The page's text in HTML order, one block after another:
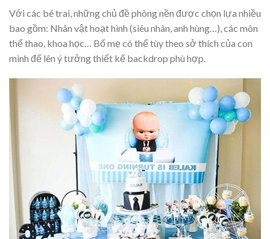
Với các bé trai, những chủ đề phông nền được chọn lựa nhiều
bao gồm: Nhân vật hoạt hình (siêu nhân, anh hùng…), các môn
thể thao, khoa học… Bố mẹ có thể tùy theo sở thích của con
mình để lên ý tưởng thiết kế backdrop phù hợp.